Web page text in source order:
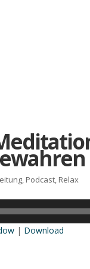
, Podcast, Relax
| Down­load